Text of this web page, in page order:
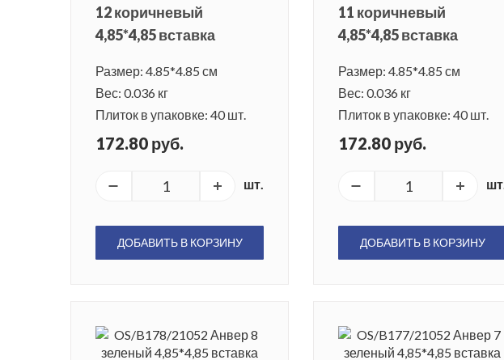
12 коричневый
4,85*4,85 вставка
Размер: 4.85*4.85 см
Вес: 0.036 кг
Плиток в упаковке: 40 шт.
172.80 руб.
шт.
ДОБАВИТЬ В КОРЗИНУ
11 коричневый
4,85*4,85 вставка
Размер: 4.85*4.85 см
Вес: 0.036 кг
Плиток в упаковке: 40 шт.
172.80 руб.
шт.
ДОБАВИТЬ В КОРЗИНУ